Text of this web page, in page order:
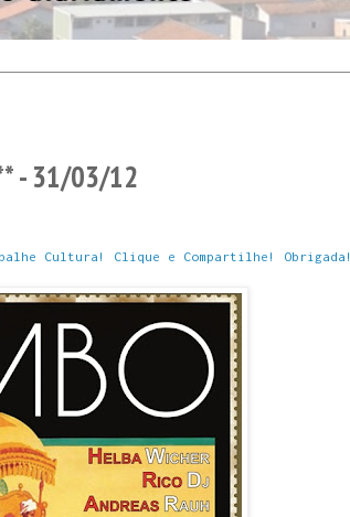
- 31/03/12
Cultura! Clique e Compartilhe! Obrigada!